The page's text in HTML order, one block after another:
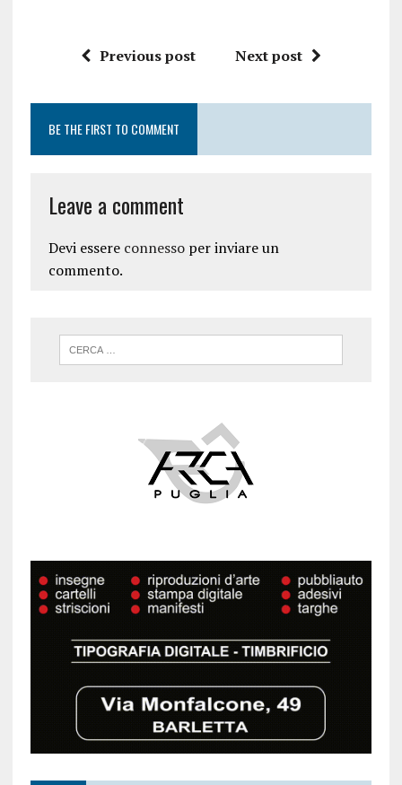
Previous post Next post
BE THE FIRST TO COMMENT
Leave a comment
Devi essere connessoper inviare un
commento.